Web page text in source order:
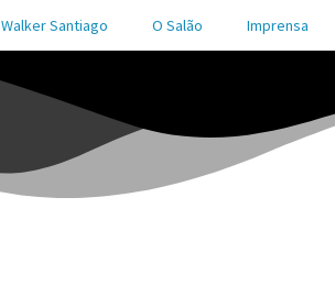
Walker Santiago O Salão Imprensa